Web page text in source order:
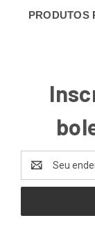
PRODUTOS
de
email